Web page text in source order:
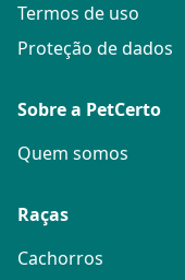
Termos de uso
Proteção de dados
Sobre a PetCerto
Quem somos
Raças
Cachorros